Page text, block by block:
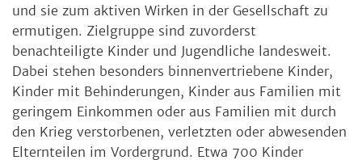
und sie zum aktiven Wirken in der Gesellschaft zu
ermutigen. Zielgruppe sind zuvorderst
benachteiligte Kinder und Jugendliche landesweit.
Dabei stehen besonders binnenvertriebene Kinder,
Kinder mit Behinderungen, Kinder aus Familien mit
geringem Einkommen oder aus Familien mit durch
den Krieg verstorbenen, verletzten oder abwesenden
Elternteilen im Vordergrund. Etwa 700 Kinder